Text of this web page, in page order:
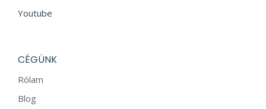
Youtube
CÉGÜNK
Rólam
Blog